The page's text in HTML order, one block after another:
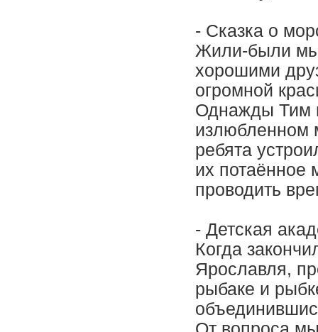
- Сказка о
Жили-были
хорошими
огромной
Однажды Тим
излюбленном
ребята
их потаённое
проводить
- Детская
Когда
Ярославля,
рыбаке и